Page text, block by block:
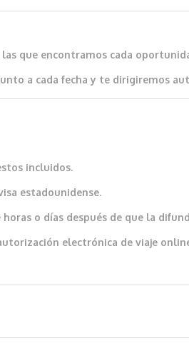
que encontramos cada
a cada fecha y te dirigiremos
incluidos.
estadounidense.
o días después de que la
electrónica de viaje